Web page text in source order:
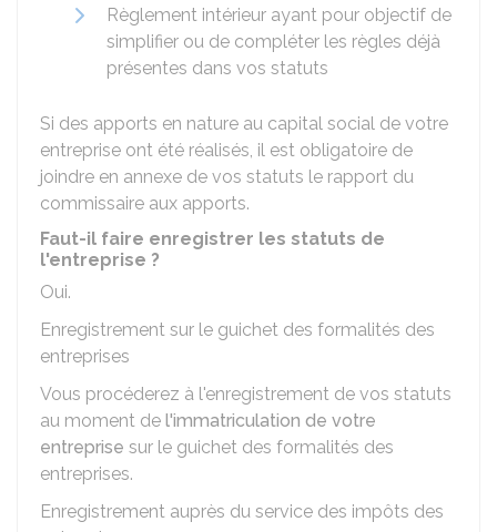
Règlement intérieur ayant pour objectif de
simplifier ou de compléter les règles déjà
présentes dans vos statuts
Si des apports en nature au capital social de votre
entreprise ont été réalisés, il est obligatoire de
joindre en annexe de vos statuts le rapport du
commissaire aux apports.
Faut-il faire enregistrer les statuts de
l'entreprise ?
Oui.
Enregistrement sur le guichet des formalités des
entreprises
Vous procéderez à l'enregistrement de vos statuts
au moment de l'immatriculation de votre
entreprise sur le guichet des formalités des
entreprises.
Enregistrement auprès du service des impôts des